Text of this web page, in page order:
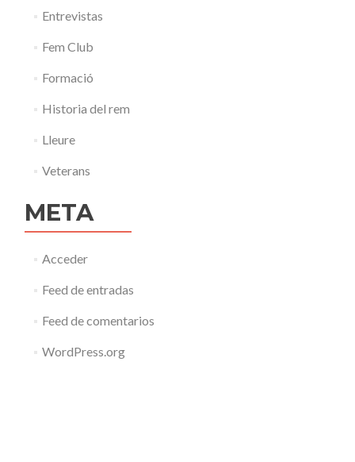
Entrevistas
Fem Club
Formació
Historia del rem
Lleure
Veterans
META
Acceder
Feed de entradas
Feed de comentarios
WordPress.org